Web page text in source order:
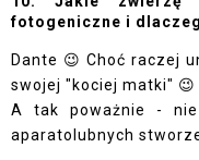
fotogeniczne i
Dante 😉 Choć raczej
swojej "kociej matki" 😉
A tak poważnie -
aparatolubnych